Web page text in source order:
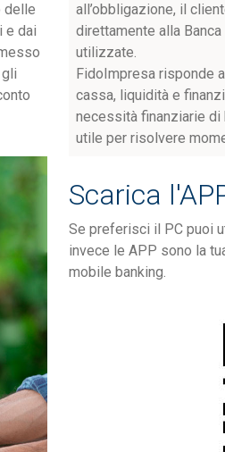
delle
e dai
all’obbligazione, il
direttamente alla
utilizzate.
FidoImpresa risponde
cassa, liquidità e
necessità finanziarie
utile per risolvere
Scarica
Se preferisci il PC puoi
invece le APP sono la
mobile banking.